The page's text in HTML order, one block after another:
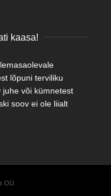
kaasa!
lõpuni terviliku
juhe või kümnetest
soov ei ole liialt
OÜ